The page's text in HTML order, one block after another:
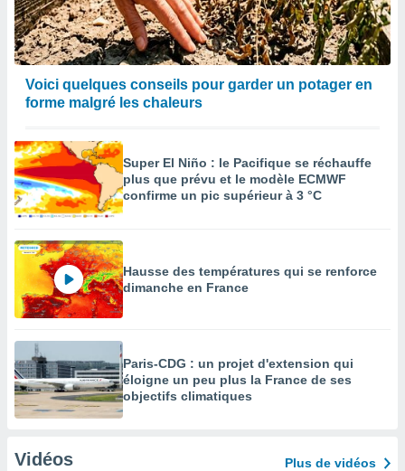
Voici quelques conseils pour garder un potager en
forme malgré les chaleurs
Super El Niño : le Pacifique se réchauffe
plus que prévu et le modèle ECMWF
confirme un pic supérieur à 3 °C
Hausse des températures qui se renforce
dimanche en France
Paris-CDG : un projet d'extension qui
éloigne un peu plus la France de ses
objectifs climatiques
Vidéos Plus de vidéos